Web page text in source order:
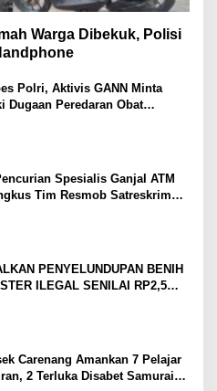
Warga Dibekuk, Polisi
Polri, Aktivis GANN Minta
Dugaan Peredaran Obat
Spesialis Ganjal ATM
Tim Resmob Satreskrim
PENYELUNDUPAN BENIH
ILEGAL SENILAI RP2,5
Carenang Amankan 7 Pelajar
2 Terluka Disabet Samurai